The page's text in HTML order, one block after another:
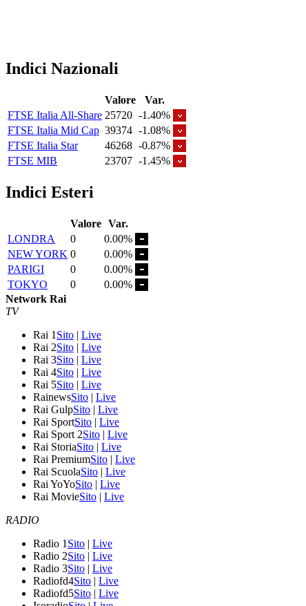
Indici Nazionali
Valore
Var.
FTSE Italia All-Share 25720 -1.40%
FTSE Italia Mid Cap 39374 -1.08%
FTSE Italia Star
46268 -0.87%
FTSE MIB
23707 -1.45%
Indici Esteri
Valore Var.
LONDRA
0
0.00%
NEW YORK 0
0.00%
PARIGI
0
0.00%
TOKYO
0
0.00%
Network Rai
TV
Rai 1 Sito | Live
Rai 2Sito | Live
Rai 3Sito | Live
Rai 4Sito | Live
Rai 5Sito | Live
RainewsSito | Live
Rai GulpSito | Live
Rai SportSito | Live
Rai Sport 2Sito | Live
Rai StoriaSito | Live
Rai PremiumSito | Live
Rai ScuolaSito | Live
Rai YoYoSito | Live
Rai MovieSito | Live
RADIO
Radio 1 Sito | Live
Radio 2Sito | Live
Radio 3Sito | Live
Radiofd4Sito | Live
Radiofd5Sito | Live